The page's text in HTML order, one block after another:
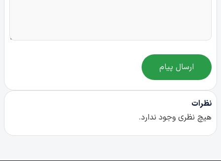
ارسال پیام
نظرات
هیچ نظری وجود ندارد.